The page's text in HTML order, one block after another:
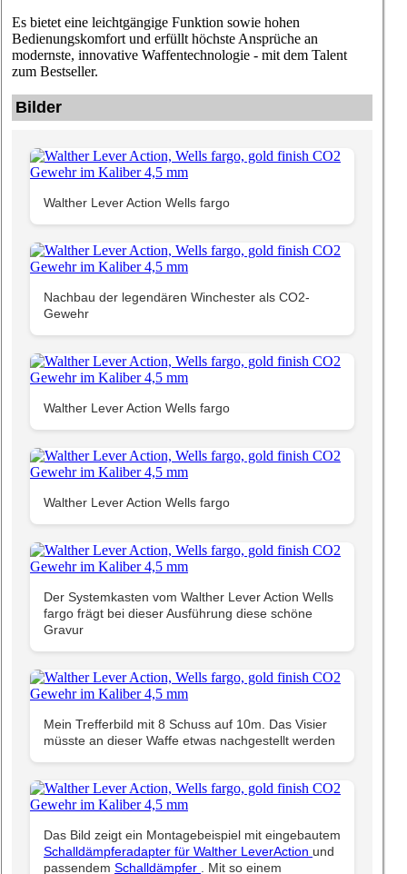
Es bietet eine leichtgängige Funktion sowie hohen
Bedienungskomfort und erfüllt höchste Ansprüche an
modernste, innovative Waffentechnologie - mit dem Talent
zum Bestseller.
Bilder
Walther Lever Action Wells fargo
Nachbau der legendären Winchester als CO2-
Gewehr
Walther Lever Action Wells fargo
Walther Lever Action Wells fargo
Der Systemkasten vom Walther Lever Action Wells
fargo frägt bei dieser Ausführung diese schöne
Gravur
Mein Trefferbild mit 8 Schuss auf 10m. Das Visier
müsste an dieser Waffe etwas nachgestellt werden
Das Bild zeigt ein Montagebeispiel mit eingebautem
Schalldämpferadapter für Walther LeverAction und
passendem Schalldämpfer . Mit so einem